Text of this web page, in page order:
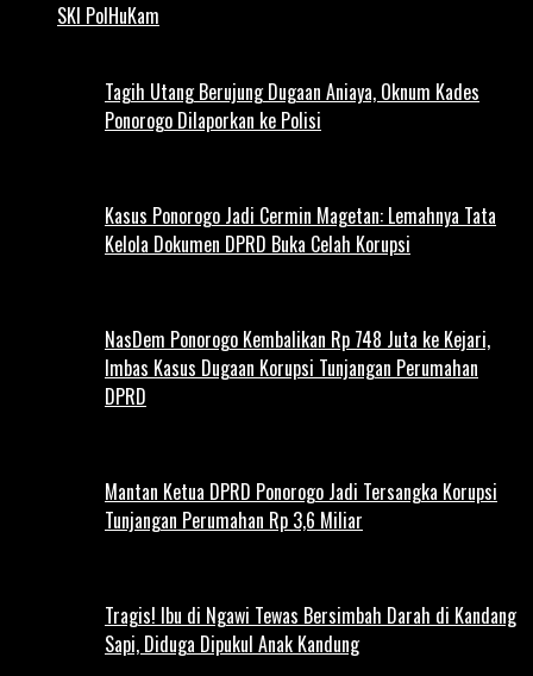
SKI PolHuKam
Tagih Utang Berujung Dugaan Aniaya, Oknum Kades
Ponorogo Dilaporkan ke Polisi
Kasus Ponorogo Jadi Cermin Magetan: Lemahnya Tata
Kelola Dokumen DPRD Buka Celah Korupsi
NasDem Ponorogo Kembalikan Rp 748 Juta ke Kejari,
Imbas Kasus Dugaan Korupsi Tunjangan Perumahan
DPRD
Mantan Ketua DPRD Ponorogo Jadi Tersangka Korupsi
Tunjangan Perumahan Rp 3,6 Miliar
Tragis! Ibu di Ngawi Tewas Bersimbah Darah di Kandang
Sapi, Diduga Dipukul Anak Kandung